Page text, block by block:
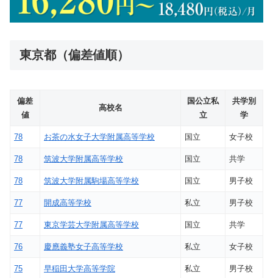
東京都（偏差値順）
偏差
値
高校名
国公立私
立
共学別
学
78 お茶の水女子大学附属高等学校 国立 女子校
78 筑波大学附属高等学校 国立 共学
78 筑波大学附属駒場高等学校 国立 男子校
77 開成高等学校 私立 男子校
77 東京学芸大学附属高等学校 国立 共学
76 慶應義塾女子高等学校 私立 女子校
75 早稲田大学高等学院 私立 男子校